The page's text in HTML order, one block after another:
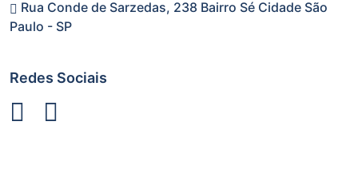
Rua Conde de Sarzedas, 238 Bairro Sé Cidade São
Paulo - SP
Redes Sociais